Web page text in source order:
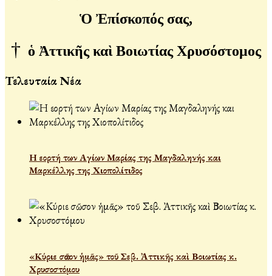
Ὁ Ἐπίσκοπός σας,
† ὁ Ἀττικῆς καὶ Βοιωτίας Χρυσόστομος
Τελευταία Νέα
Η εορτή των Αγίων Μαρίας της Μαγδαληνής και
Μαρκέλλης της Χιοπολίτιδος
«Κύριε σῶσον ἡμᾶς» τοῦ Σεβ. Ἀττικῆς καὶ Βοιωτίας κ.
Χρυσοστόμου